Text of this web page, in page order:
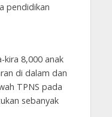
pendidikan
kira 8,000 anak
di dalam dan
TPNS pada
sebanyak